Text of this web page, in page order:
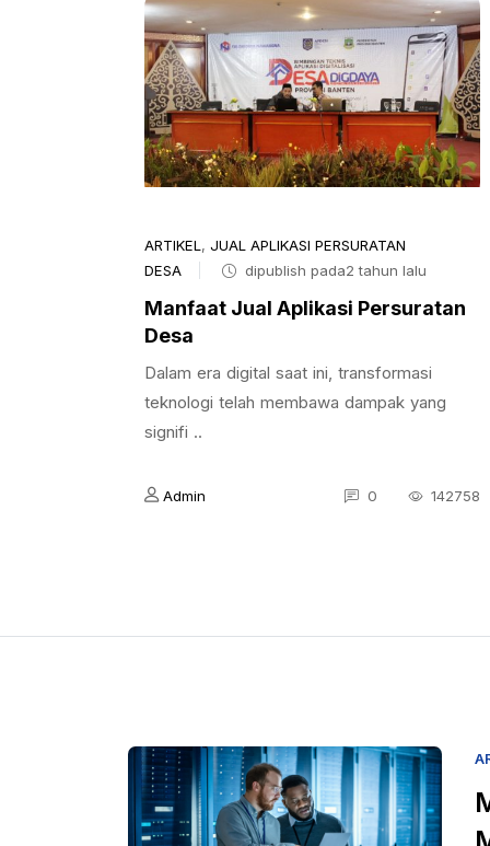
ARTIKEL , JUAL APLIKASI PERSURATAN
DESA
dipublish pada2 tahun lalu
Manfaat Jual Aplikasi Persuratan
Desa
Dalam era digital saat ini, transformasi
teknologi telah membawa dampak yang
signifi ..
Admin 0 142758